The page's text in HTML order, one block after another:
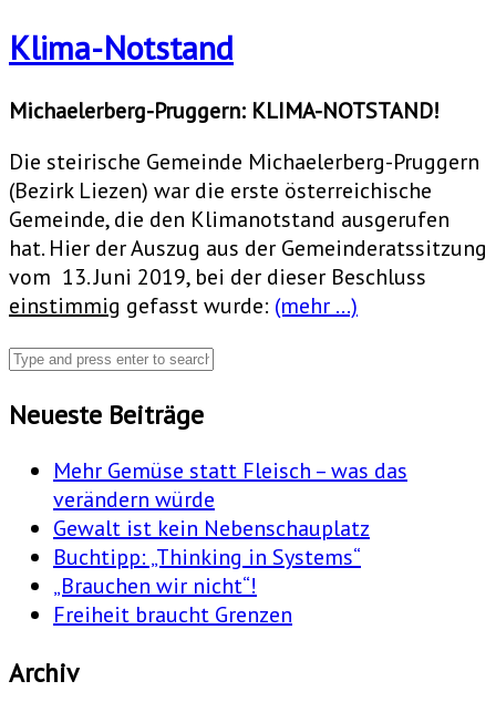
Klima-Notstand
Michaelerberg-Pruggern: KLIMA-NOTSTAND!
Die steirische Gemeinde Michaelerberg-Pruggern
(Bezirk Liezen) war die erste österreichische
Gemeinde, die den Klimanotstand ausgerufen
hat. Hier der Auszug aus der Gemeinderatssitzung
vom 13. Juni 2019, bei der dieser Beschluss
einstimmig gefasst wurde: (mehr …)
Neueste Beiträge
Mehr Gemüse statt Fleisch – was das
verändern würde
Gewalt ist kein Nebenschauplatz
Buchtipp: „Thinking in Systems“
„Brauchen wir nicht“!
Freiheit braucht Grenzen
Archiv